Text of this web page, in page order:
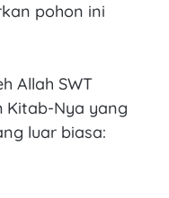
pohon ini
Allah SWT
Kitab-Nya yang
luar biasa: